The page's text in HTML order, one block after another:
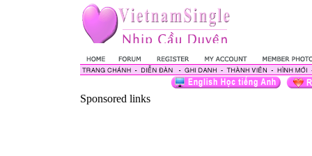
Sponsored links